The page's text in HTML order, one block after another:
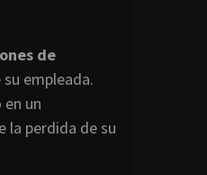
de
empleada.
un
la perdida de su